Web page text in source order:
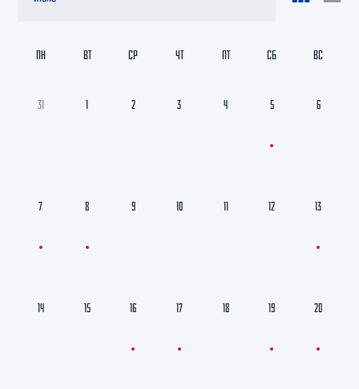
31 1 2 3 4 5 6
7 8 9 10 11 12 13
14 15 16 17 18 19 20
ПН ВТ СР ЧТ ПТ СБ ВС